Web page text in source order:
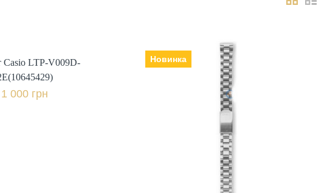
Casio LTP-V009D-
Ремінець |
Casio LTP-V009D-
1 000 грн
Новинка
Браслет Casio LTP-V007D-
1B(10506464)
Виробник: Японія, Ремінець |
790 грн.